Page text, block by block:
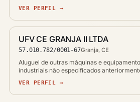
VER PERFIL →
UFV CE GRANJA II LTDA
57.010.782/0001-67Granja, CE
Aluguel de outras máquinas e
industriais não especificados
VER PERFIL →